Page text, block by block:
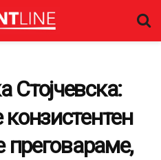
Стојчевска:
преговараме,